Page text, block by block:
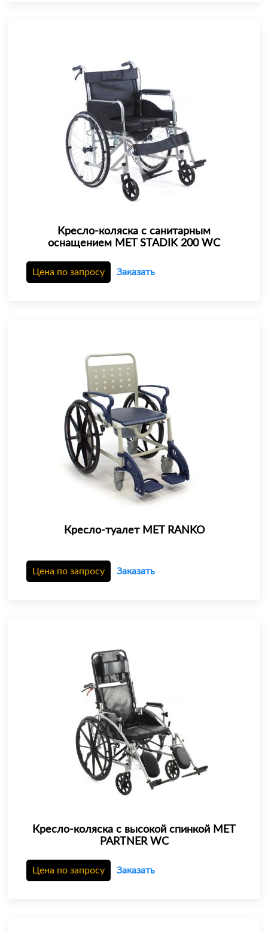
Кресло-коляска с санитарным
оснащением MET STADIK 200 WC
Цена по запросу Заказать
Кресло-туалет MET RANKO
Цена по запросу Заказать
Кресло-коляска с высокой спинкой МЕТ
PARTNER WC
Цена по запросу Заказать